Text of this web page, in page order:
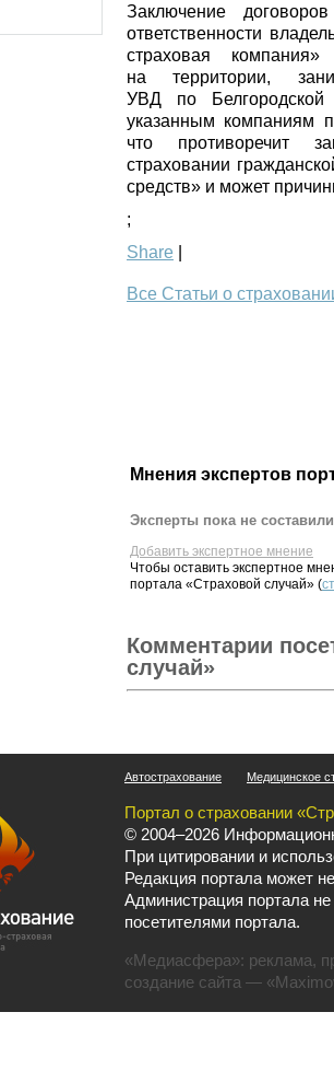
Заключение
ответственности
страховая
на территории,
УВД по Белгородской
указанным компаниям
что противоречит
страховании
средств» и может
;
Share
Все Статьи о
Мнения экспертов
Эксперты пока не
Добавить экспертное мнение
Чтобы оставить экспертное
портала «Страховой случай» (
Комментарии
случай»
Автострахование Медицинское
Портал о страховании
© 2004–2026
При цитировании и
Редакция портала может
Администрация портала
посетителями портала.
«Медиасфера»: реклама,
создание сайта —